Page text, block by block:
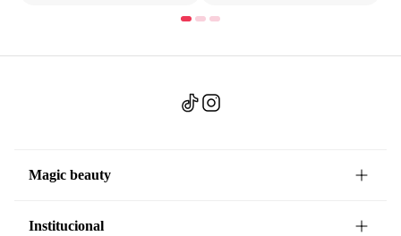
Magic beauty
Institucional